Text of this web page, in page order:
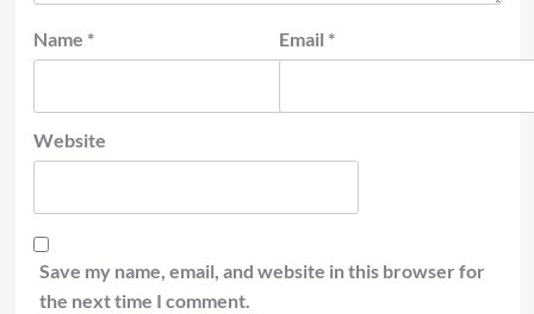
Name * Email *
Website
Save my name, email, and website in this browser for
the next time I comment.